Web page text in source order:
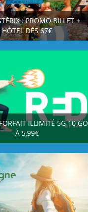
: PROMO BILLET +
HÔTEL DÈS 67€
ILLIMITÉ 5G 10 GO
À 5,99€